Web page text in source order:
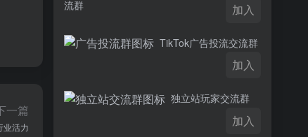
一篇
业活力
流群
加入
TikTok广告投流交流群
加入
独立站玩家交流群
加入